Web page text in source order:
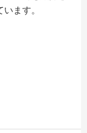
います。